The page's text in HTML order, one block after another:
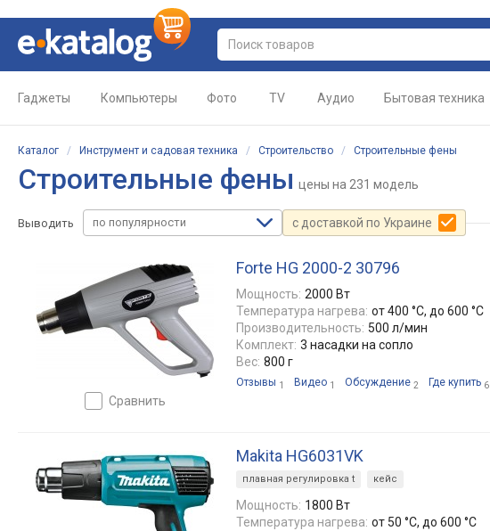
Гаджеты Компьютеры Фото TV Аудио Бытовая техника
Каталог / Инструмент и садовая техника / Строительство / Строительные фены
Строительные фены цены на 231 модель
Выводить по популярности с доставкой по Украине
сравнить
Forte HG 2000-2 30796
Мощность: 2000 Вт
Температура нагрева: от 400 °C, до 600 °C
Производительность: 500 л/мин
Комплект: 3 насадки на сопло
Вес: 800 г
Отзывы 1 Видео 1 Обсуждение 2 Где купить 6
Makita HG6031VK
плавная регулировка t кейс
Мощность: 1800 Вт
Температура нагрева: от 50 °C, до 600 °C